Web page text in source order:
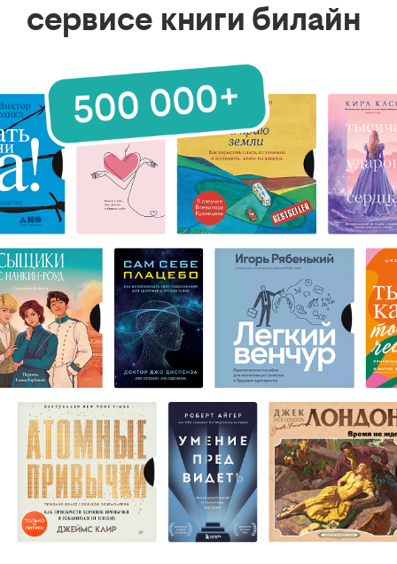
сервисе книги билайн